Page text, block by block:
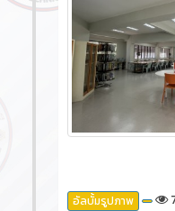
อัลบั้มรูปภาพ